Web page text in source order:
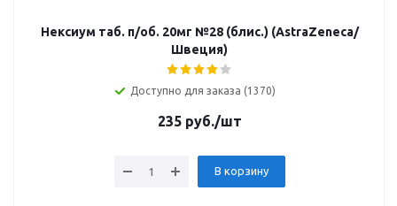
Нексиум таб. п/об. 20мг №28 (блис.) (AstraZeneca/
Швеция)
Доступно для заказа (1370)
235руб./шт
В корзину